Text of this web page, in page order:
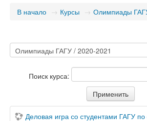
В начало → Курсы → Олимпиады
Поиск курса:
Деловая игра со студентами ГАГУ